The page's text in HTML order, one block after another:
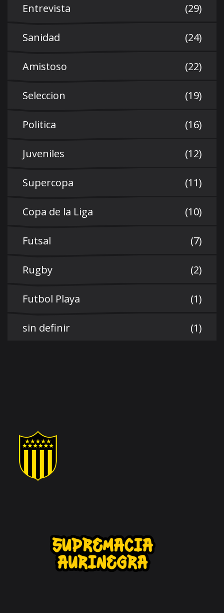
Entrevista (29)
Sanidad (24)
Amistoso (22)
Seleccion (19)
Politica (16)
Juveniles (12)
Supercopa (11)
Copa de la Liga (10)
Futsal (7)
Rugby (2)
Futbol Playa (1)
sin definir (1)